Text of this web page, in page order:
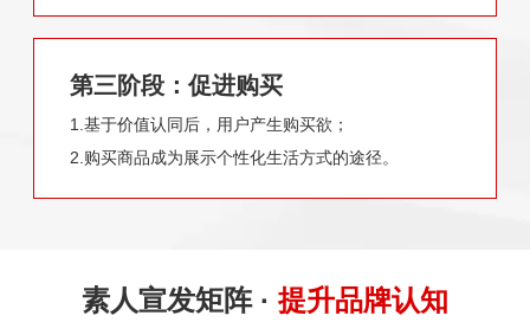
第三阶段：促进购买
1.基于价值认同后，用户产生购买欲；
2.购买商品成为展示个性化生活方式的途径。
素人宣发矩阵 · 提升品牌认知